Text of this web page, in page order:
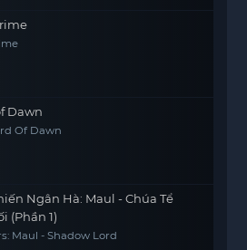
Dawn
Of Dawn
Ngân Hà: Maul - Chúa Tể
(Phần 1)
Maul - Shadow Lord